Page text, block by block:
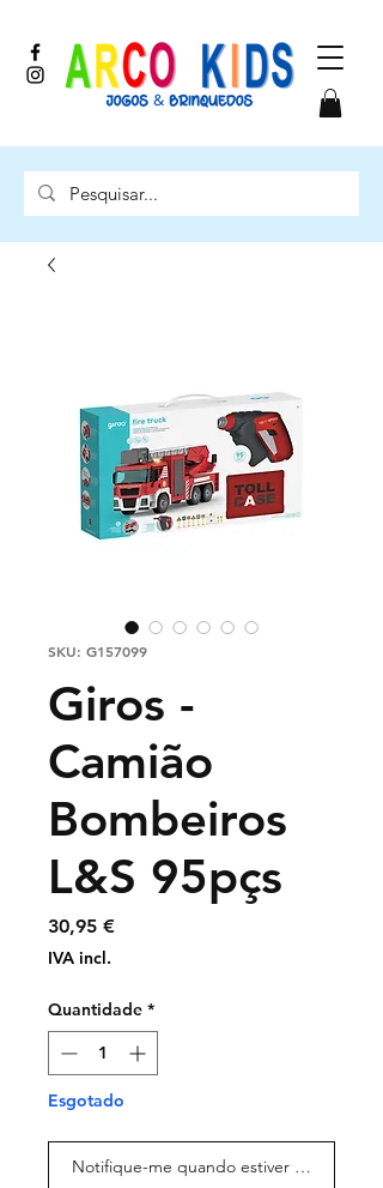
SKU: G157099
Giros -
Camião
Bombeiros
L&S 95pçs
30,95 €Preço
IVA incl.
Quantidade *
Esgotado
Notifique-me quando estiver disponível